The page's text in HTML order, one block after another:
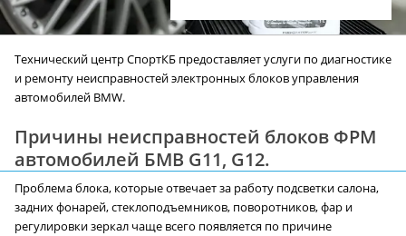
Технический центр СпортКБ предоставляет услуги по диагностике
и ремонту неисправностей электронных блоков управления
автомобилей BMW.
Причины неисправностей блоков ФРМ
автомобилей БМВ G11, G12.
Проблема блока, которые отвечает за работу подсветки салона,
задних фонарей, стеклоподъемников, поворотников, фар и
регулировки зеркал чаще всего появляется по причине